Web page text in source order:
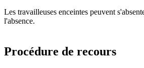
Les travailleuses enceintes peuvent
l'absence.
Procédure de recours